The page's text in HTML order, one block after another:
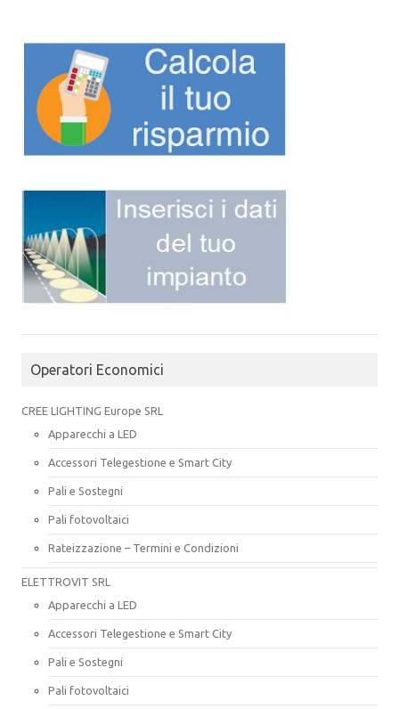
Operatori Economici
CREE LIGHTING Europe SRL
Apparecchi a LED
Accessori Telegestione e Smart City
Pali e Sostegni
Pali fotovoltaici
Rateizzazione – Termini e Condizioni
ELETTROVIT SRL
Apparecchi a LED
Accessori Telegestione e Smart City
Pali e Sostegni
Pali fotovoltaici